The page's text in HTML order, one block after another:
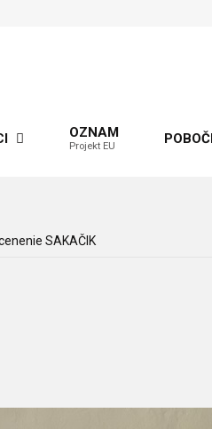
OZNAM
Projekt EU
SAKAČIK